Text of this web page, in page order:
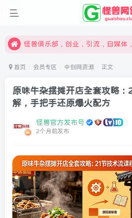
限时开通会员更享折扣，超高返佣
怪兽俱乐部，创业，引流，自媒体
首页 会员专区 中创网资源 正文
原味牛杂摆摊开店全套攻略
解，手把手还原爆火配方
怪兽官方发布号
2个月前发布